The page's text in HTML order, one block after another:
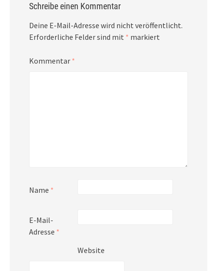
Schreibe einen Kommentar
Deine E-Mail-Adresse wird nicht veröffentlicht.
Erforderliche Felder sind mit * markiert
Kommentar *
Name *
E-Mail-
Adresse *
Website